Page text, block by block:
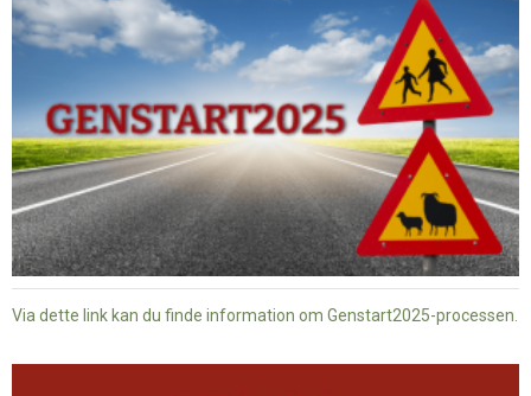
Via dette link kan du finde information om Genstart2025-processen.